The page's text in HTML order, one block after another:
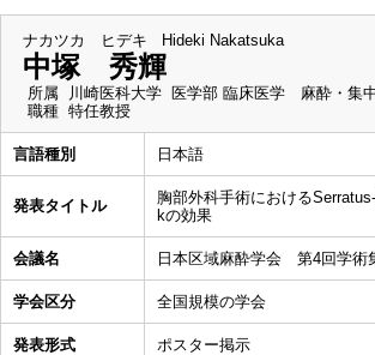
ナカツカ ヒデキ Hideki Nakatsuka
中塚 秀輝
所属
川崎医科大学 医学部 臨床医学 麻酔・集
職種 特任教授
言語種別 日本語
発表タイトル
胸部外科手術における
kの効果
会議名 日本区域麻酔学会 第4回学術
学会区分 全国規模の学会
発表形式 ポスター掲示